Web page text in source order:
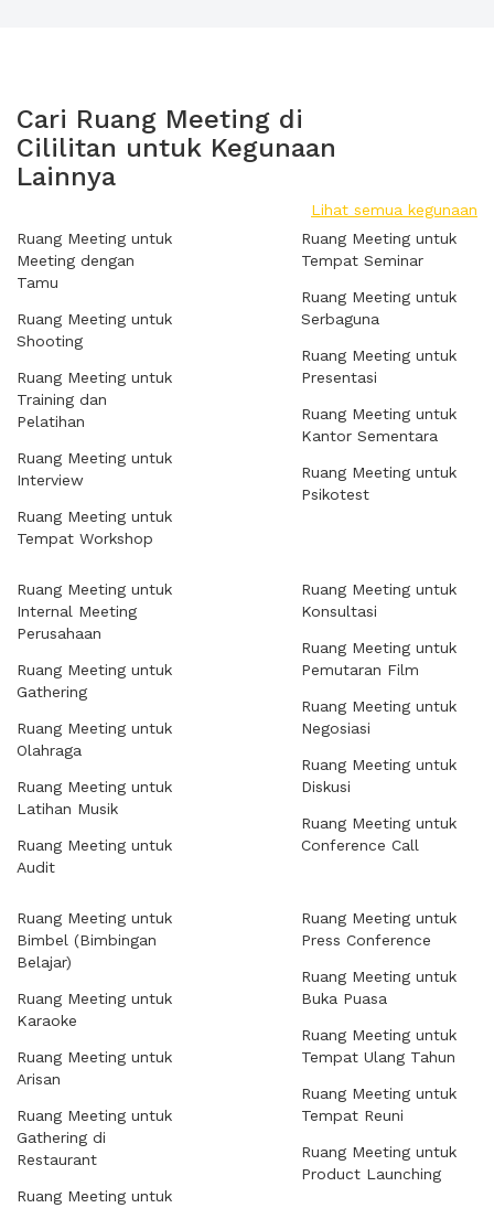
Cari Ruang Meeting di
Cililitan untuk Kegunaan
Lainnya
Lihat semua kegunaan
Ruang Meeting untuk
Meeting dengan
Tamu
Ruang Meeting untuk
Shooting
Ruang Meeting untuk
Training dan
Pelatihan
Ruang Meeting untuk
Interview
Ruang Meeting untuk
Tempat Workshop
Ruang Meeting untuk
Tempat Seminar
Ruang Meeting untuk
Serbaguna
Ruang Meeting untuk
Presentasi
Ruang Meeting untuk
Kantor Sementara
Ruang Meeting untuk
Psikotest
Ruang Meeting untuk
Internal Meeting
Perusahaan
Ruang Meeting untuk
Gathering
Ruang Meeting untuk
Olahraga
Ruang Meeting untuk
Latihan Musik
Ruang Meeting untuk
Audit
Ruang Meeting untuk
Konsultasi
Ruang Meeting untuk
Pemutaran Film
Ruang Meeting untuk
Negosiasi
Ruang Meeting untuk
Diskusi
Ruang Meeting untuk
Conference Call
Ruang Meeting untuk
Bimbel (Bimbingan
Belajar)
Ruang Meeting untuk
Karaoke
Ruang Meeting untuk
Arisan
Ruang Meeting untuk
Gathering di
Restaurant
Ruang Meeting untuk
Ruang Meeting untuk
Press Conference
Ruang Meeting untuk
Buka Puasa
Ruang Meeting untuk
Tempat Ulang Tahun
Ruang Meeting untuk
Tempat Reuni
Ruang Meeting untuk
Product Launching